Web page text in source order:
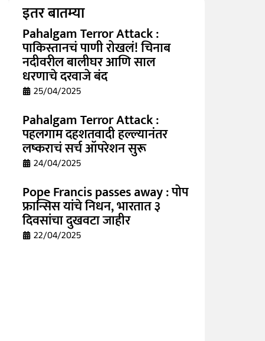
इतर बातम्या
Pahalgam Terror Attack :
पाकिस्तानचं पाणी रोखलं! चिनाब
नदीवरील बालीघर आणि साल
धरणाचे दरवाजे बंद
25/04/2025
Pahalgam Terror Attack :
पहलगाम दहशतवादी हल्ल्यानंतर
लष्कराचं सर्च ऑपरेशन सुरू
24/04/2025
Pope Francis passes away : पोप
फ्रान्सिस यांचे निधन, भारतात ३
दिवसांचा दुखवटा जाहीर
22/04/2025